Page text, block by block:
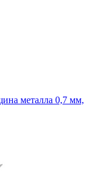
металла 0,7 мм,